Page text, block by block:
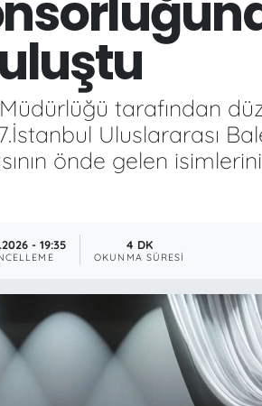
tarafından
Uluslararası
önde gelen
- 19:35 4 DK
OKUNMA SÜRESI